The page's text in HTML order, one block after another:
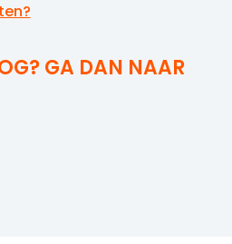
GA DAN NAAR